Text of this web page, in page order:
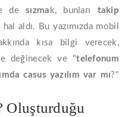
desızma k, bunları takip
aldı. Bu yazımızda mobil
kısa bilgi verecek,
değinecek ve "telefonum
casus yazılım var mı?"
Oluşturduğu